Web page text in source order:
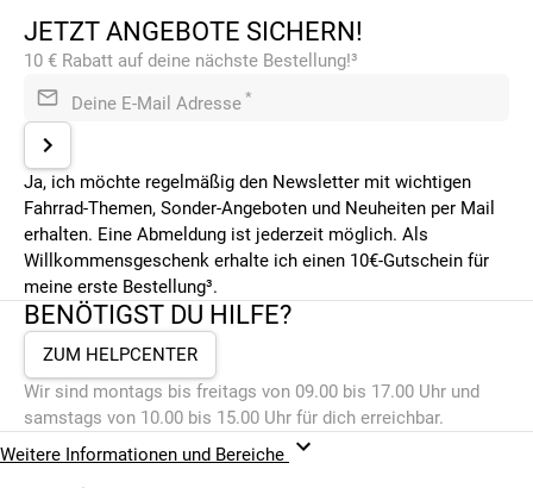
JETZT ANGEBOTE SICHERN!
10 € Rabatt auf deine nächste Bestellung!³
Deine E-Mail Adresse *
Ja, ich möchte regelmäßig den Newsletter mit wichtigen
Fahrrad-Themen, Sonder-Angeboten und Neuheiten per Mail
erhalten. Eine Abmeldung ist jederzeit möglich. Als
Willkommensgeschenk erhalte ich einen 10€-Gutschein für
meine erste Bestellung³.
BENÖTIGST DU HILFE?
ZUM HELPCENTER
Wir sind montags bis freitags von 09.00 bis 17.00 Uhr und
samstags von 10.00 bis 15.00 Uhr für dich erreichbar.
Weitere Informationen und Bereiche